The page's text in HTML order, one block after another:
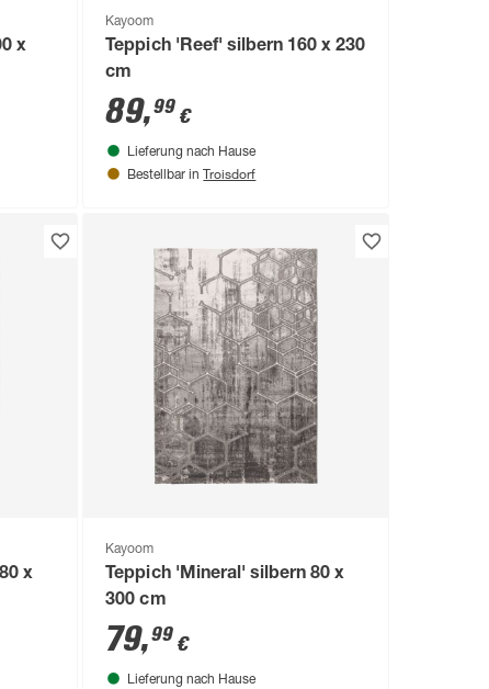
x
Kayoom
Teppich 'Reef' silbern 160 x 230
cm
89,99 €
Lieferung nach Hause
Bestellbar in Troisdorf
x
Kayoom
Teppich 'Mineral' silbern 80 x
300 cm
79,99 €
Lieferung nach Hause